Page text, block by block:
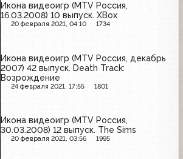
Икона видеоигр (MTV Россия,
16.03.2008) 10 выпуск. XBox
20 февраля 2021, 04:10 1734
Икона видеоигр (MTV Россия, декабрь
2007) 42 выпуск. Death Track:
Возрождение
24 февраля 2021, 17:55 1801
Икона видеоигр (MTV Россия,
30.03.2008) 12 выпуск. The Sims
20 февраля 2021, 03:56 1995